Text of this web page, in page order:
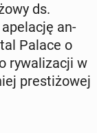
ds.
ape­la­cję an­
Palace o
ry­wa­li­za­cji w
pre­sti­żo­wej